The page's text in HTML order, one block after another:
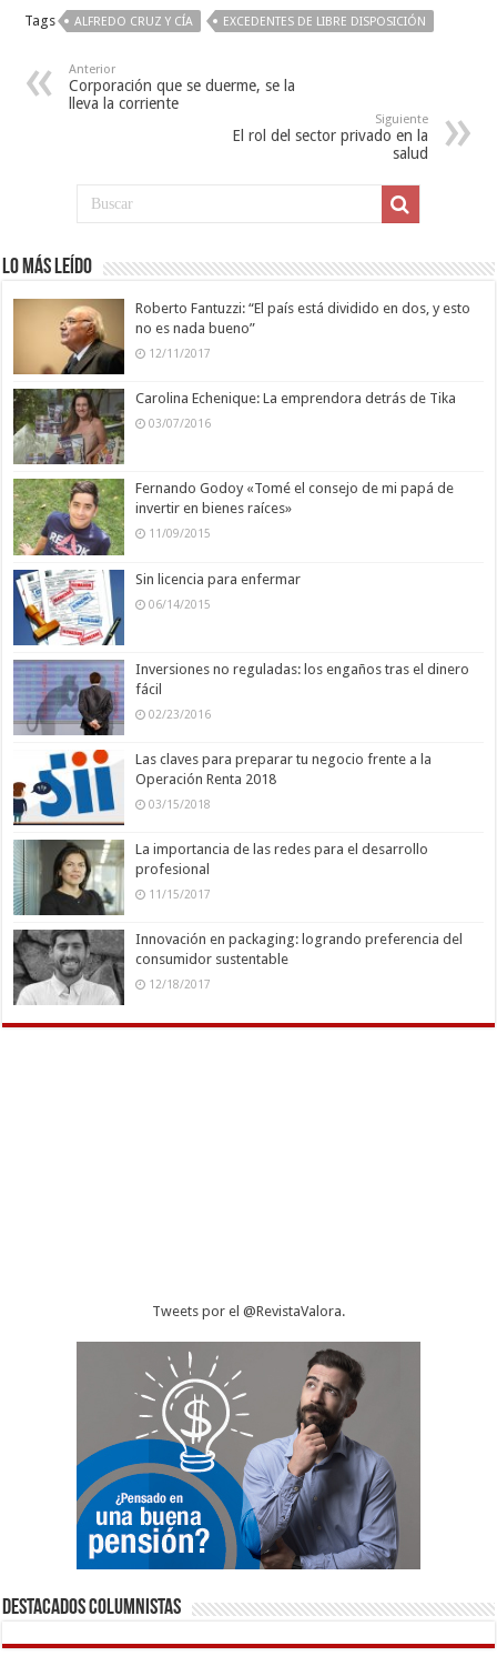
Tags ALFREDO CRUZ Y CÍA EXCEDENTES DE LIBRE DISPOSICIÓN
Anterior
Corporación que se duerme, se la
lleva la corriente
Siguiente
El rol del sector privado en la
salud
Lo más leído
Roberto Fantuzzi: “El país está dividido en dos, y esto
no es nada bueno”
12/11/2017
Carolina Echenique: La emprendora detrás de Tika
03/07/2016
Fernando Godoy «Tomé el consejo de mi papá de
invertir en bienes raíces»
11/09/2015
Sin licencia para enfermar
06/14/2015
Inversiones no reguladas: los engaños tras el dinero
fácil
02/23/2016
Las claves para preparar tu negocio frente a la
Operación Renta 2018
03/15/2018
La importancia de las redes para el desarrollo
profesional
11/15/2017
Innovación en packaging: logrando preferencia del
consumidor sustentable
12/18/2017
Tweets por el @RevistaValora.
Destacados Columnistas